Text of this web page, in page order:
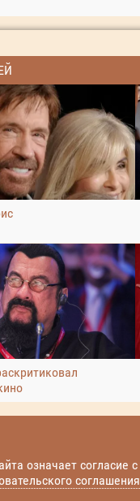
означает согласие с
соглашения